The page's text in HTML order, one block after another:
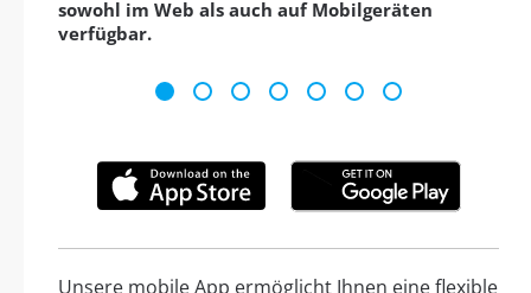
sowohl im Web als auch auf Mobilgeräten
verfügbar.
Unsere mobile App ermöglicht Ihnen eine flexible